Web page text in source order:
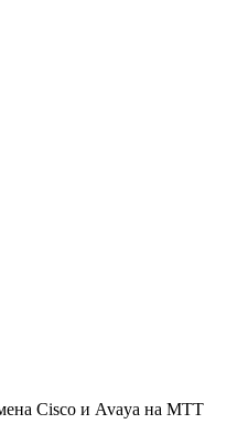
Cisco и Avaya на МТТ